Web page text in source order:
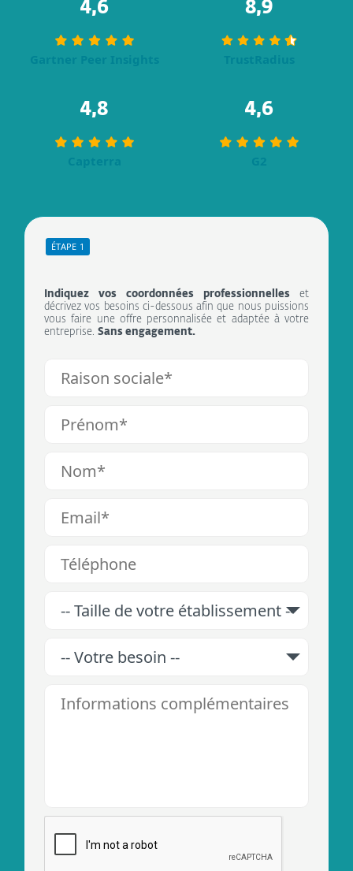
4,6 8,9
4,8 4,6
ÉTAPE 1
Indiquez vos coordonnées professionnelles et
décrivez vos besoins ci-dessous afin que nous puissions
vous faire une offre personnalisée et adaptée à votre
entreprise. Sans engagement.